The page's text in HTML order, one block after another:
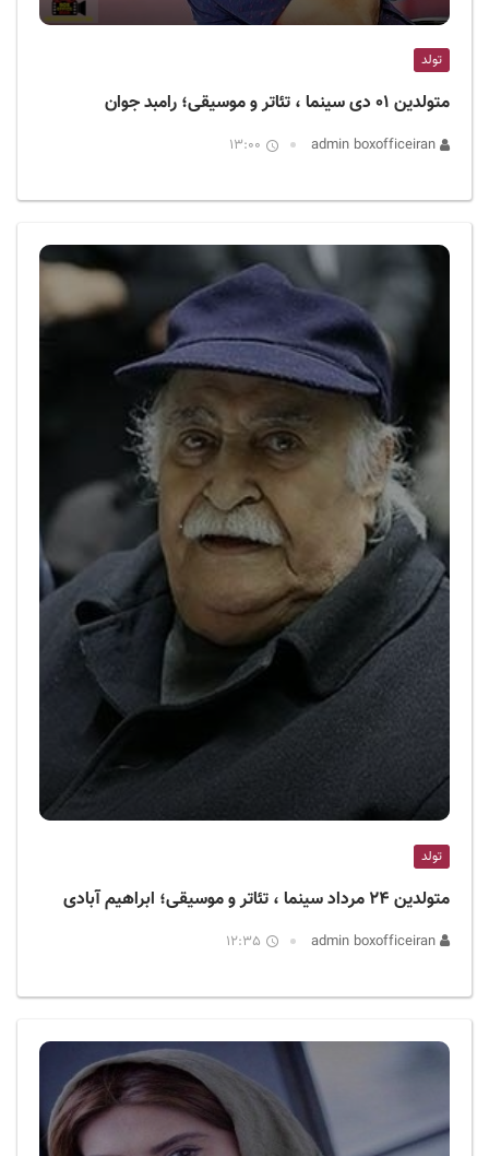
تولد
متولدین ۰۱ دی سینما ، تئاتر و موسیقی؛ رامبد جوان
13:00
تولد
متولدین ۲۴ مرداد سینما ، تئاتر و موسیقی؛ ابراهیم‌ آبادی
12:35